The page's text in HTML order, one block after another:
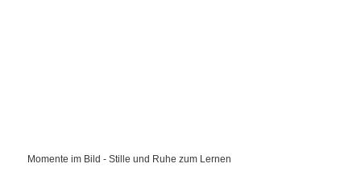
Momente im Bild - Stille und Ruhe zum Lernen